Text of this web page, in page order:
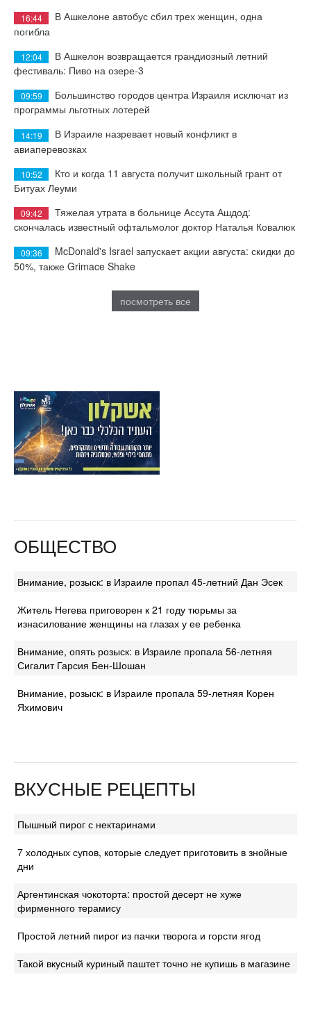
16:44
В Ашкелоне автобус сбил трех женщин, одна
погибла
12:04
В Ашкелон возвращается грандиозный летний
фестиваль: Пиво на озере-3
09:59
Большинство городов центра Израиля исключат из
программы льготных лотерей
14:19
В Израиле назревает новый конфликт в
авиаперевозках
10:52
Кто и когда 11 августа получит школьный грант от
Битуах Леуми
09:42
Тяжелая утрата в больнице Ассута Ашдод:
скончалась известный офтальмолог доктор Наталья Ковалюк
09:36
McDonald's Israel запускает акции августа: скидки до
50%, также Grimace Shake
посмотреть все
ОБЩЕСТВО
Внимание, розыск: в Израиле пропал 45-летний Дан Эсек
Житель Негева приговорен к 21 году тюрьмы за
изнасилование женщины на глазах у ее ребенка
Внимание, опять розыск: в Израиле пропала 56-летняя
Сигалит Гарсия Бен-Шошан
Внимание, розыск: в Израиле пропала 59-летняя Корен
Яхимович
ВКУСНЫЕ РЕЦЕПТЫ
Пышный пирог с нектаринами
7 холодных супов, которые следует приготовить в знойные
дни
Аргентинская чокоторта: простой десерт не хуже
фирменного терамису
Простой летний пирог из пачки творога и горсти ягод
Такой вкусный куриный паштет точно не купишь в магазине